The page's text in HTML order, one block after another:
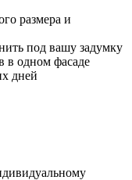
размера и
под вашу задумку
в одном фасаде
дней